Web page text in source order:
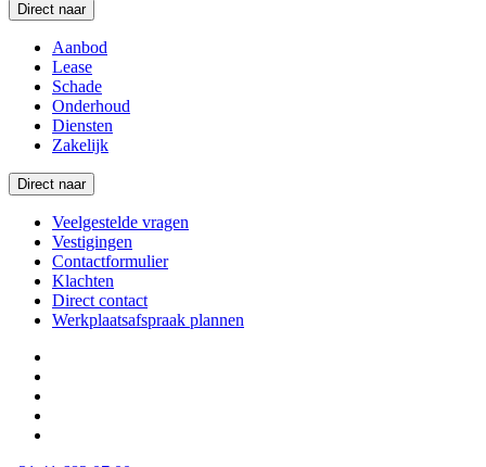
Direct naar
Aanbod
Lease
Schade
Onderhoud
Diensten
Zakelijk
Direct naar
Veelgestelde vragen
Vestigingen
Contactformulier
Klachten
Direct contact
Werkplaatsafspraak plannen